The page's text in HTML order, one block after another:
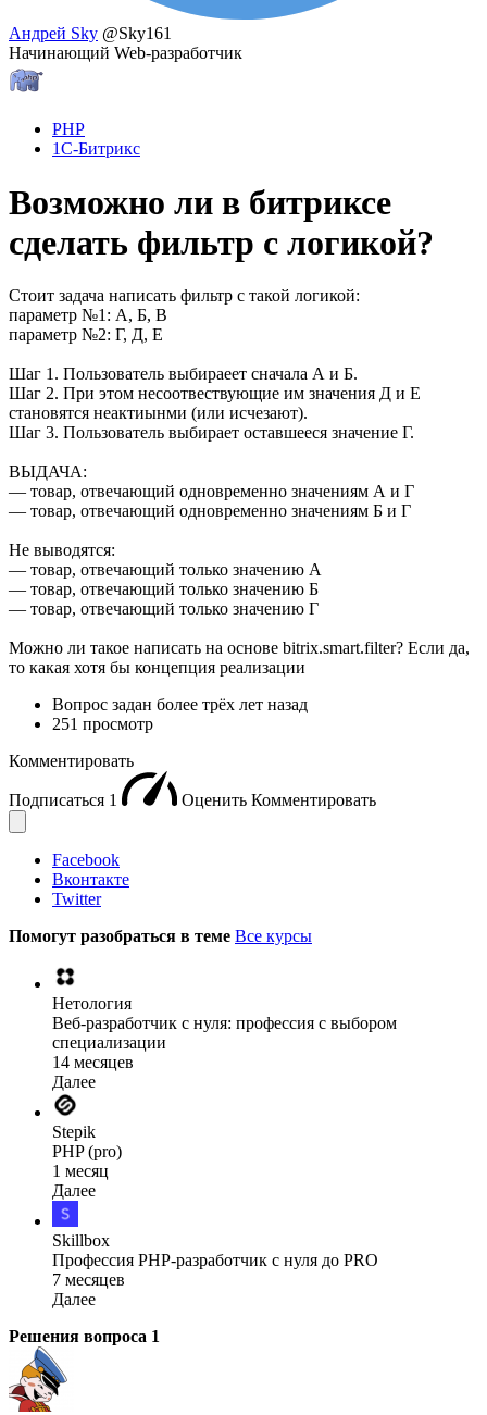
Андрей Sky @Sky161
Начинающий Web-разработчик
PHP
1С-Битрикс
Возможно ли в битриксе
сделать фильтр с логикой?
Стоит задача написать фильтр с такой логикой:
параметр №1: А, Б, В
параметр №2: Г, Д, Е
Шаг 1. Пользователь выбираеет сначала А и Б.
Шаг 2. При этом несоотвествующие им значения Д и Е
становятся неактиынми (или исчезают).
Шаг 3. Пользователь выбирает оставшееся значение Г.
ВЫДАЧА:
— товар, отвечающий одновременно значениям А и Г
— товар, отвечающий одновременно значениям Б и Г
Не выводятся:
— товар, отвечающий только значению А
— товар, отвечающий только значению Б
— товар, отвечающий только значению Г
Можно ли такое написать на основе bitrix.smart.filter? Если да,
то какая хотя бы концепция реализации
Вопрос задан более трёх лет назад
251 просмотр
Комментировать
Подписаться 1 Оценить Комментировать
Facebook
Вконтакте
Twitter
Помогут разобраться в теме Все курсы
Нетология
Веб-разработчик с нуля: профессия с выбором
специализации
14 месяцев
Далее
Stepik
PHP (pro)
1 месяц
Далее
Skillbox
Профессия PHP-разработчик с нуля до PRO
7 месяцев
Далее
Решения вопроса 1